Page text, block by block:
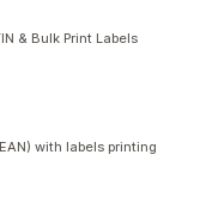
& Bulk Print Labels
with labels printing